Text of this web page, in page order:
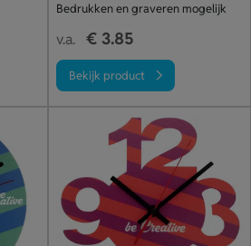
Bedrukken en graveren mogelijk
v.a. € 3.85
Bekijk product